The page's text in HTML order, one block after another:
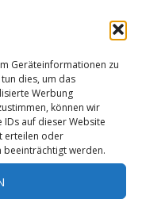
Geräteinformationen zu
dies, um das
Werbung
können wir
auf dieser Website
erteilen oder
beeinträchtigt werden.
de l’acid“